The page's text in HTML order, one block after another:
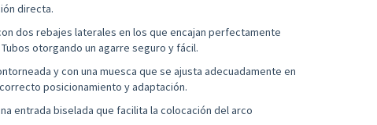
directa.
dos rebajes laterales en los que encajan perfectamente
otorgando un agarre seguro y fácil.
y con una muesca que se ajusta adecuadamente en
posicionamiento y adaptación.
entrada biselada que facilita la colocación del arco